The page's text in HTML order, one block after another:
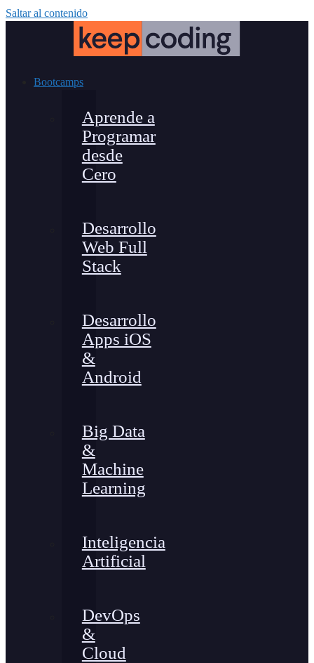
Saltar al contenido
Bootcamps
Aprende a
Programar
desde
Cero
Desarrollo
Web Full
Stack
Desarrollo
Apps iOS
&
Android
Big Data
&
Machine
Learning
Inteligencia
Artificial
DevOps
&
Cloud